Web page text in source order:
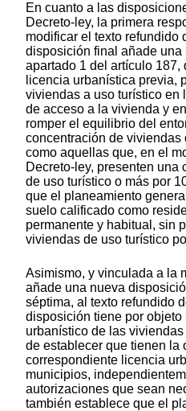
En cuanto a las
Decreto-ley, la primera
modificar el texto refundido
disposición final añade una
apartado 1 del artículo
licencia urbanística previa,
viviendas a uso turístico en
de acceso a la vivienda y
romper el equilibrio del
concentración de
como aquellas que, en el
Decreto-ley, presenten
de uso turístico o más por
que el planeamiento
suelo calificado como
permanente y habitual, sin
viviendas de uso turístico
Asimismo, y vinculada a la
añade una nueva
séptima, al texto refundido
disposición tiene por objeto
urbanístico de las
de establecer que tienen la
correspondiente licencia
municipios,
autorizaciones que sean
también establece que el